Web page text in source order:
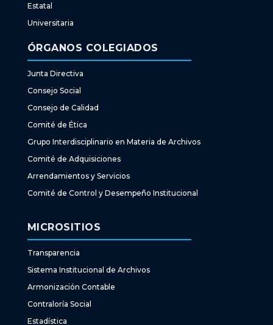
Estatal
Universitaria
ÓRGANOS COLEGIADOS
Junta Directiva
Consejo Social
Consejo de Calidad
Comité de Ética
Grupo Interdisciplinario en Materia de Archivos
Comité de Adquisiciones
Arrendamientos y Servicios
Comité de Control y Desempeño Institucional
MICROSITIOS
Transparencia
Sistema Institucional de Archivos
Armonización Contable
Contraloría Social
Estadística